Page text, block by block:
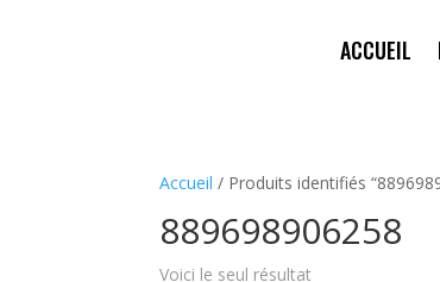
ACCUEIL
Accueil / Produits identifiés
889698906258
Voici le seul résultat